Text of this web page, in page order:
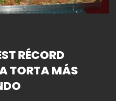
RÉCORD
TORTA MÁS